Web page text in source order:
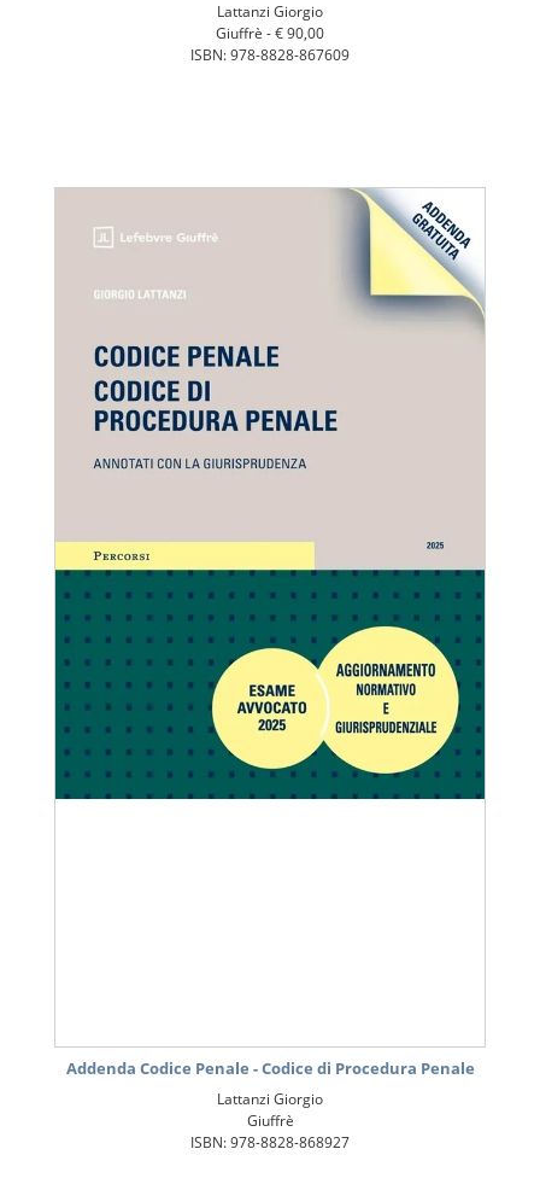
Lattanzi Giorgio
Giuffrè -€ 90,00
ISBN: 978-8828-867609
Addenda Codice Penale - Codice di Procedura Penale
Lattanzi Giorgio
Giuffrè
ISBN: 978-8828-868927